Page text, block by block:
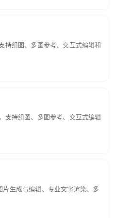
持组图、多图参考、交互式编辑和
支持组图、多图参考、交互式编辑
生成与编辑、专业文字渲染、多